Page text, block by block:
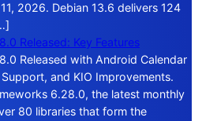
2026. Debian 13.6 delivers 124
Released: Key Features
Released with Android Calendar
and KIO Improvements.
6.28.0, the latest monthly
80 libraries that form the